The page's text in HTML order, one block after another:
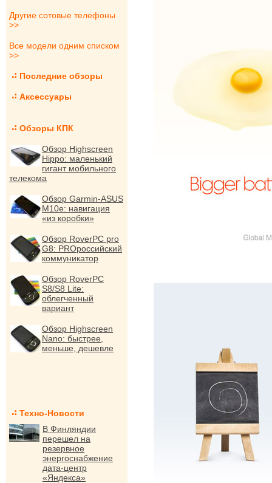
Другие сотовые телефоны
>>
Все модели одним списком
>>
Последние обзоры
Аксессуары
Обзоры КПК
Обзор Highscreen
Hippo: маленький
гигант мобильного
телекома
Обзор Garmin-ASUS
M10e: навигация
«из коробки»
Обзор RoverPC pro
G8: PROроссийский
коммуникатор
Обзор RoverPC
S8/S8 Lite:
облегченный
вариант
Обзор Highscreen
Nano: быстрее,
меньше, дешевле
Техно-Новости
В Финляндии
перешел на
резервное
энергоснабжение
дата-центр
«Яндекса»